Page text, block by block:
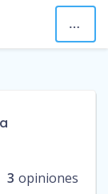
3 opiniones